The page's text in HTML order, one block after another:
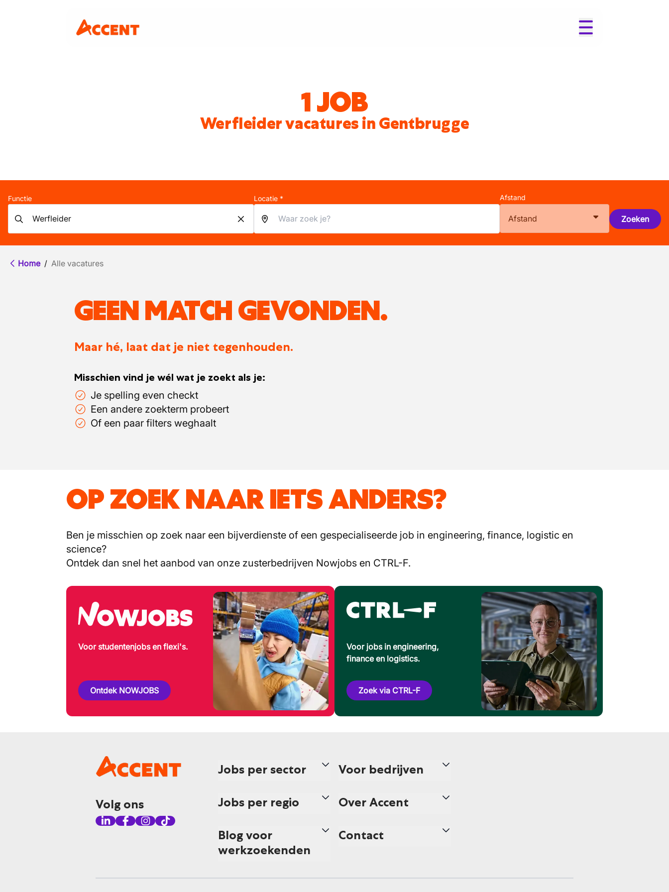
1 JOB
Werfleider vacatures in Gentbrugge
Functie Locatie * Afstand
Afstand Zoeken
Home / Alle vacatures
GEEN MATCH GEVONDEN.
Maar hé, laat dat je niet tegenhouden.
Misschien vind je wél wat je zoekt als je:
Je spelling even checkt
Een andere zoekterm probeert
Of een paar filters weghaalt
OP ZOEK NAAR IETS ANDERS?
Ben je misschien op zoek naar een bijverdienste of een gespecialiseerde job in engineering, finance, logistic en
science?
Ontdek dan snel het aanbod van onze zusterbedrijven Nowjobs en CTRL-F.
Voor studentenjobs en flexi's.
Ontdek NOWJOBS
Voor jobs in engineering,
finance en logistics.
Zoek via CTRL-F
Volg ons
Jobs per sector
Jobs per regio
Blog voor
werkzoekenden
Voor bedrijven
Over Accent
Contact